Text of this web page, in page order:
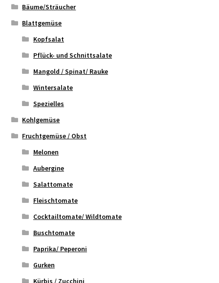
Bäume/Sträucher
Blattgemüse
Kopfsalat
Pflück- und Schnittsalate
Mangold / Spinat/ Rauke
Wintersalate
Spezielles
Kohlgemüse
Fruchtgemüse / Obst
Melonen
Aubergine
Salattomate
Fleischtomate
Cocktailtomate/ Wildtomate
Buschtomate
Paprika/ Peperoni
Gurken
Kürbis / Zucchini